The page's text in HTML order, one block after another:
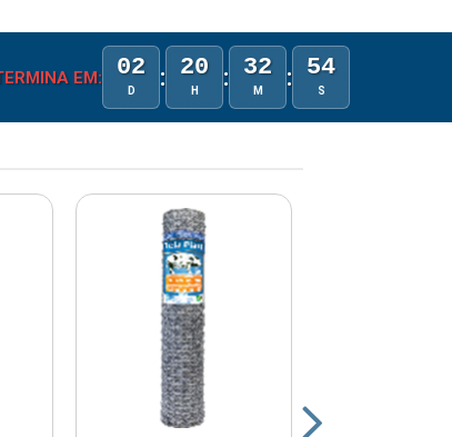
EM: 02
D : 20
H : 32
M : 54
S